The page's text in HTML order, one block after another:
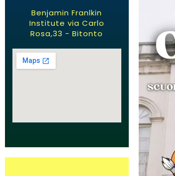
Benjamin Franlkin
Institute via Carlo
Rosa,33 - Bitonto